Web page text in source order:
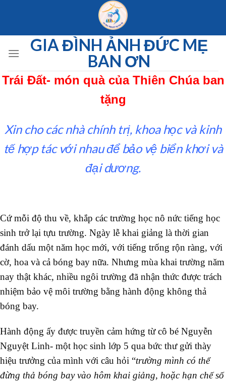
GIA ĐÌNH ẢNH ĐỨC MẸ
BAN ƠN
Trái Đất- món quà của Thiên Chúa ban
tặng
Xin cho các nhà chính trị, khoa học và kinh
tế hợp tác với nhau để bảo vệ biển khơi và
đại dương.
Cứ mỗi độ thu về, khắp các trường học nô nức tiếng học
sinh trở lại tựu trường. Ngày lễ khai giảng là thời gian
đánh dấu một năm học mới, với tiếng trống rộn ràng, với
cờ, hoa và cả bóng bay nữa. Nhưng mùa khai trường năm
nay thật khác, nhiều ngôi trường đã nhận thức được trách
nhiệm bảo vệ môi trường bằng hành động không thả
bóng bay.
Hành động ấy được truyền cảm hứng từ cô bé Nguyễn
Nguyệt Linh- một học sinh lớp 5 qua bức thư gửi thày
hiệu trưởng của mình với câu hỏi “trường mình có thể
đừng thả bóng bay vào hôm khai giảng, hoặc hạn chế số